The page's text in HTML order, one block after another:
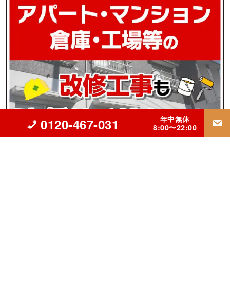
0120-467-031
年中無休
8:00〜22:00